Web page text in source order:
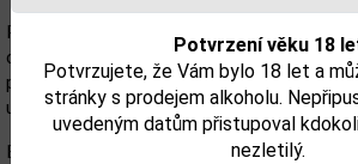
Potvrzení věku 18
Potvrzujete, že Vám bylo 18 let a
stránky s prodejem alkoholu.
uvedeným datům přistupoval
nezletilý.
Ručně vyrobený gin výjimečné kvality, který
chutí citrusových plodů sicilských krvavých
pikantní vůně vede k čistému citrusovému
ucítíme hladkou, svěží chuť
Botanicals